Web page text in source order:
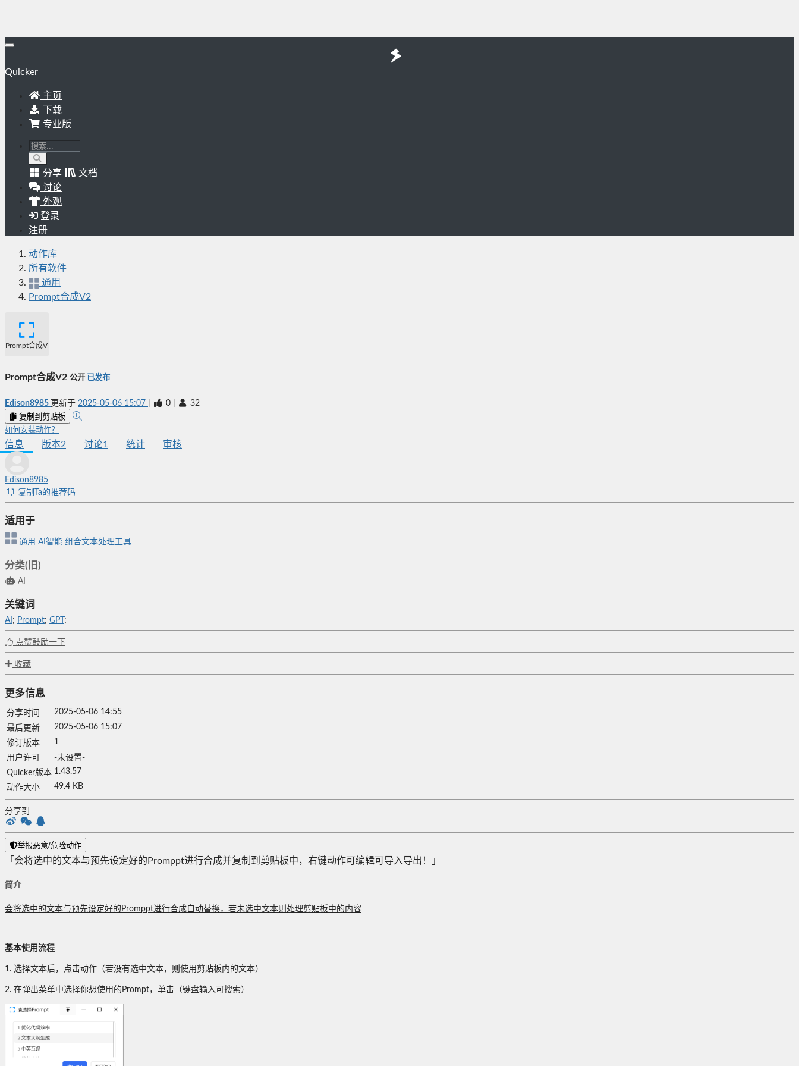
Quicker
主页
下载
专业版
分享
文档
讨论
外观
登录
注册
动作库
所有软件
通用
Prompt合成V2
Prompt合成V2
Prompt合成V2 公开 已发布
Edison8985 更新于 2025-05-06 15:07 0 32
复制到剪贴板
如何安装动作？
信息 版本2 讨论1 统计 审核
Edison8985
复制Ta的推荐码
适用于
通用 AI智能 组合文本处理工具
分类(旧)
AI
关键词
AI ; Prompt; GPT ;
点赞鼓励一下
收藏
更多信息
分享时间
2025-05-06 14:55
最后更新
2025-05-06 15:07
修订版本
1
用户许可
-未设置-
Quicker版本 1.43.57
动作大小
49.4 KB
分享到
举报恶意/危险动作
「会将选中的文本与预先设定好的Promppt进行合成并复制到剪贴板中，右键动作可编辑可导入导出！」
简介
会将选中的文本与预先设定好的Promppt进行合成自动替换，若未选中文本则处理剪贴板中的内容
基本使用流程
1. 选择文本后，点击动作（若没有选中文本，则使用剪贴板内的文本）
2. 在弹出菜单中选择你想使用的Prompt，单击（键盘输入可搜索）